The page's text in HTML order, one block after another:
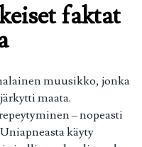
faktat
muusikko, jonka
maata.
– nopeasti
käyty